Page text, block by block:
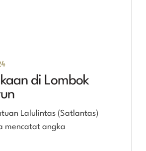
di Lombok
Lalulintas (Satlantas)
mencatat angka